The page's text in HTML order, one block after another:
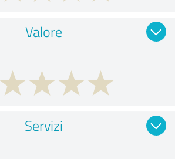
Valore
Servizi